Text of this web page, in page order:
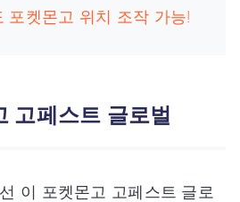
포켓몬고 위치 조작 가능!
고페스트 글로벌
이 포켓몬고 고페스트 글로